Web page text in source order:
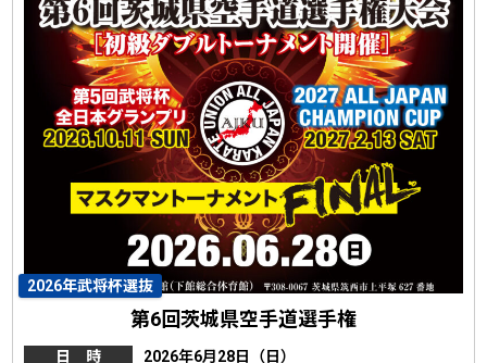
2026年武将杯選抜
第6回茨城県空手道選手権
日 時
2026年6月28日（日）